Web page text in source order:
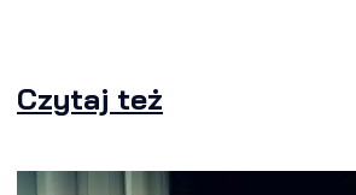
Czytaj też